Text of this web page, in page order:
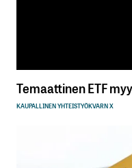
Temaattinen ETF
KAUPALLINEN YHTEISTYÖKVARN X